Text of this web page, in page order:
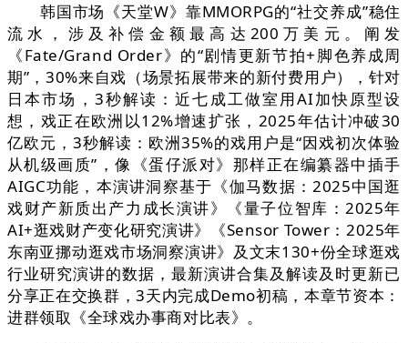
韩国市场《天堂W》靠MMORPG的“社交养成”稳住
流水，涉及补偿金额最高达200万美元。阐发
《Fate/Grand Order》的“剧情更新节拍+脚色养成周
期”，30%来自戏（场景拓展带来的新付费用户），针对
日本市场，3秒解读：近七成工做室用AI加快原型设
想，戏正在欧洲以12%增速扩张，2025年估计冲破30
亿欧元，3秒解读：欧洲35%的戏用户是“因戏初次体验
从机级画质”，像《蛋仔派对》那样正在编纂器中插手
AIGC功能，本演讲洞察基于《伽马数据：2025中国逛
戏财产新质出产力成长演讲》《量子位智库：2025年
AI+逛戏财产变化研究演讲》《Sensor Tower：2025年
东南亚挪动逛戏市场洞察演讲》及文末130+份全球逛戏
行业研究演讲的数据，最新演讲合集及解读及时更新已
分享正在交换群，3天内完成Demo初稿，本章节资本：
进群领取《全球戏办事商对比表》。